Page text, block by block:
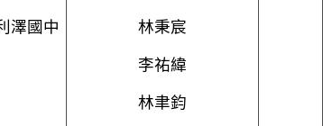
澤國中
林秉宸
李祐緯
林聿鈞